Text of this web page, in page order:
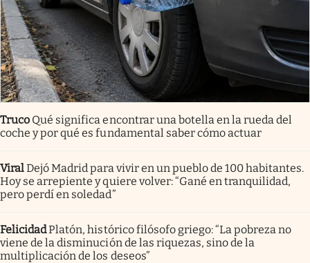
Truco Qué significa encontrar una botella en la rueda del
coche y por qué es fundamental saber cómo actuar
ViralDejó Madrid para vivir en un pueblo de 100 habitantes.
Hoy se arrepiente y quiere volver: “Gané en tranquilidad,
pero perdí en soledad”
FelicidadPlatón, histórico filósofo griego: “La pobreza no
viene de la disminución de las riquezas, sino de la
multiplicación de los deseos”